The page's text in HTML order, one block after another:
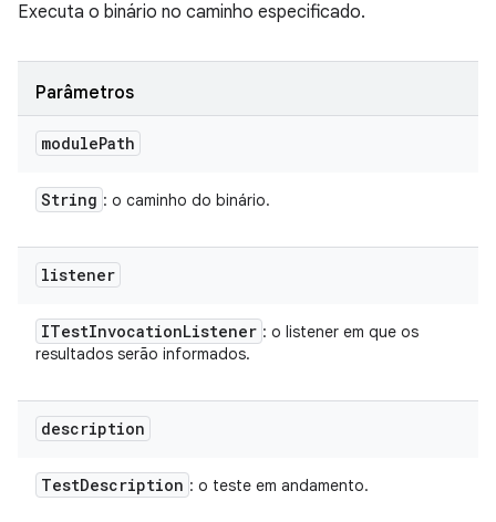
Executa o binário no caminho especificado.
Parâmetros
modulePath
String : o caminho do binário.
listener
ITestInvocationListener : o listener em que os
resultados serão informados.
description
TestDescription : o teste em andamento.